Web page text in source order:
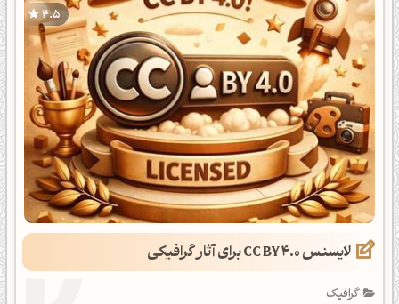
4.5
لایسنس CC BY 4.0 برای آثار گرافیکی
گرافیک